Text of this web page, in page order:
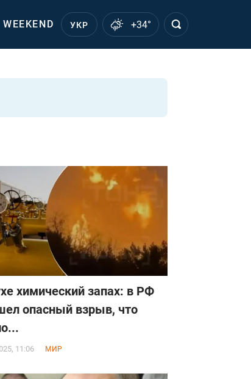
WEEKEND УКР +34°
химический запах: в РФ
опасный взрыв, что
11:06 МИР